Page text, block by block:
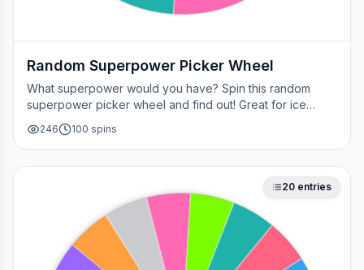
Random Superpower Picker Wheel
What superpower would you have? Spin this random
superpower picker wheel and find out! Great for ice
breakers, games, or settling superhero debates.
246 100 spins
20 entries